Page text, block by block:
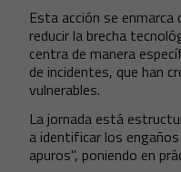
Esta acción se
reducir la brecha
centra de manera
de incidentes, que han
vulnerables.
La jornada está
a identificar los
apuros", poniendo en